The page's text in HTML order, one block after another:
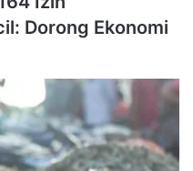
Dorong Ekonomi